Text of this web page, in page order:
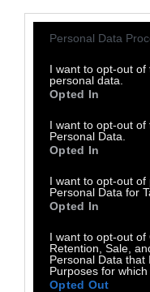
Personal Data
I want to opt-out
personal data.
Opted In
I want to opt-out of
Personal Data.
Opted In
I want to opt-out of
Personal Data for
Opted In
I want to opt-out of
Retention, Sale,
Personal Data that
Purposes for which
Opted Out
ανακατεύουμε
ένα
διαφορετικές
170 βαθμούς
βαθμούς και
το αφήνουμε για
άχνη.